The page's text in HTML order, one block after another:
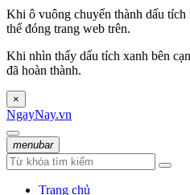
Khi ô vuông chuyển thành dấu tích
thể đóng trang web trên.
Khi nhìn thấy dấu tích xanh bên
đã hoàn thành.
×
NgayNay.vn
menubar
Trang chủ